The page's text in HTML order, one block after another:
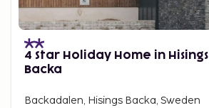
4 Star Holiday Home in Hisings
Backa
Backadalen, Hisings Backa, Sweden